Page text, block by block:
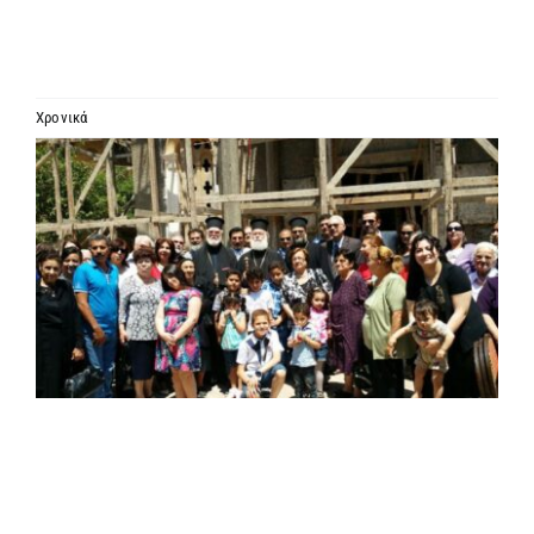
MEDIA
ΕΝΗΜΕΡΩΣΗ
ΣΥΝΔΕΣΕΙΣ
Χρονικά
Προβολή
μεγαλύτερης
εικόνας